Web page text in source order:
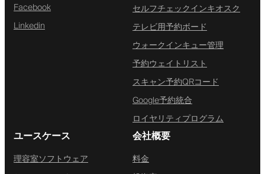
Facebook
Linkedin
セルフチェックインキオスク
テレビ用予約ボード
ウォークインキュー管理
予約ウェイトリスト
スキャン予約QRコード
Google予約統合
ロイヤリティプログラム
ユースケース
理容室ソフトウェア
会社概要
料金